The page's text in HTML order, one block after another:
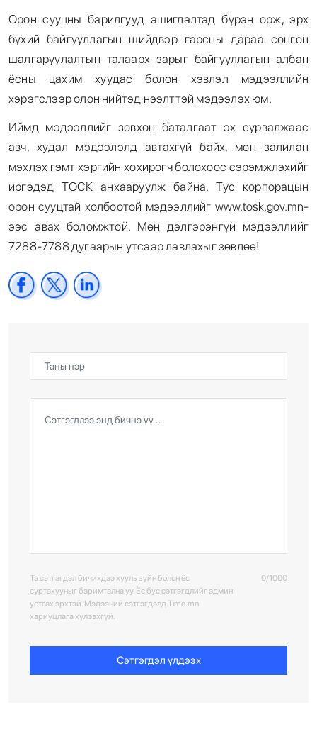
Орон сууцны барилгууд ашиглалтад бүрэн орж, эрх
бүхий байгууллагын шийдвэр гарсны дараа сонгон
шалгаруулалтын талаарх зарыг байгууллагын албан
ёсны цахим хуудас болон хэвлэл мэдээллийн
хэрэгслээр олон нийтэд нээлттэй мэдээлэх юм.
Иймд мэдээллийг зөвхөн баталгаат эх сурвалжаас
авч, худал мэдээлэлд автахгүй байх, мөн залилан
мэхлэх гэмт хэргийн хохирогч болохоос сэрэмжлэхийг
иргэдэд ТОСК анхааруулж байна. Тус корпорацын
орон сууцтай холбоотой мэдээллийг www.tosk.gov.mn-
ээс авах боломжтой. Мөн дэлгэрэнгүй мэдээллийг
7288-7788 дугаарын утсаар лавлахыг зөвлөе!
Та сэтгэгдэл бичихдээ хууль зүйн болон ёс
суртахууныг баримтална уу. Ёс бус сэтгэгдлийг админ
устгах эрхтэй. Мэдээний сэтгэгдэлд Time.mn
хариуцлага хүлээхгүй.
0/1000
Сэтгэгдэл үлдээх